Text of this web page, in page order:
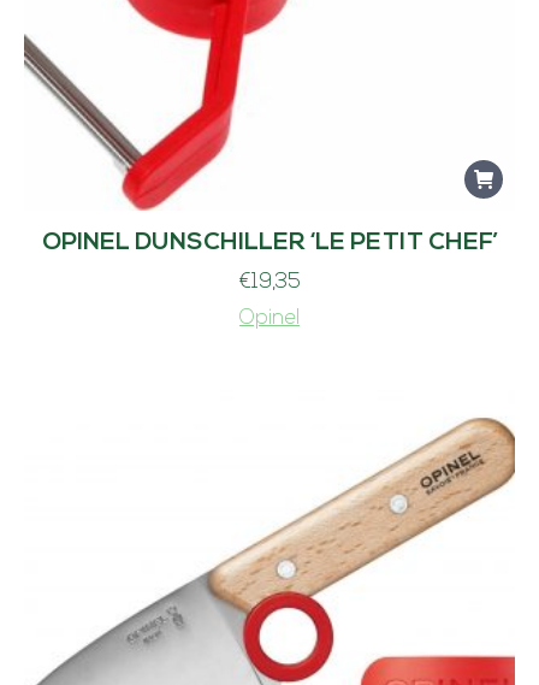
OPINEL DUNSCHILLER ‘LE PETIT CHEF’
€19,35
Opinel